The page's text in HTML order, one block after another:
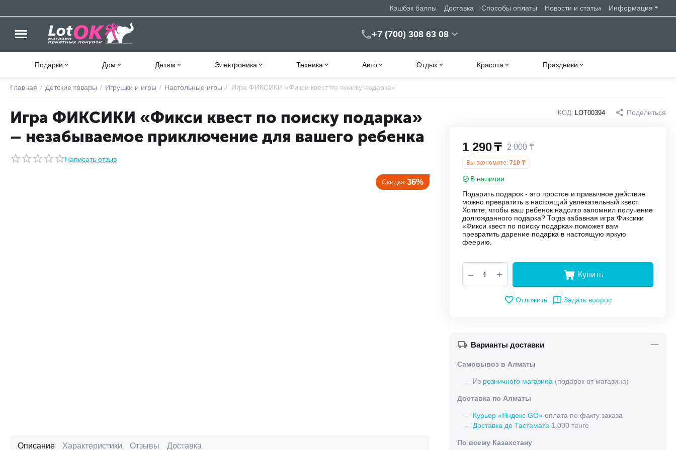
Кэшбэк баллы Доставка Способы оплаты Новости и статьи Информация
+7 (700) 308 63 08
Подарки Дом Детям Электроника Техника Авто Отдых Красота Праздники
Главная / Детские товары / Игрушки и игры / Настольные игры / Игра ФИКСИКИ «Фикси квест по поиску подарка»
Игра ФИКСИКИ «Фикси квест по поиску подарка»
– незабываемое приключение для вашего ребенка
Написать отзыв
КОД: LOT00394 Поделиться
1 290₸ 2 000 ₸
Вы экономите: 710 ₸
В наличии
Подарить подарок - это простое и привычное действие
можно превратить в настоящий увлекательный квест.
Хотите, чтобы ваш ребенок надолго запомнил получение
долгожданного подарка? Тогда забавная игра Фиксики
«Фикси квест по поиску подарка» поможет вам
превратить дарение подарка в настоящую яркую
феерию.
+
− Купить
Отложить Задать вопрос
Варианты доставки
Самовывоз в Алматы
– Из розничного магазина (подарок от магазина)
Доставка по Алматы
– Курьер «Яндекс GO» оплата по факту заказа
– Доставка до Тастамата 1.000 тенге
По всему Казахстану
Описание Характеристики Отзывы Доставка